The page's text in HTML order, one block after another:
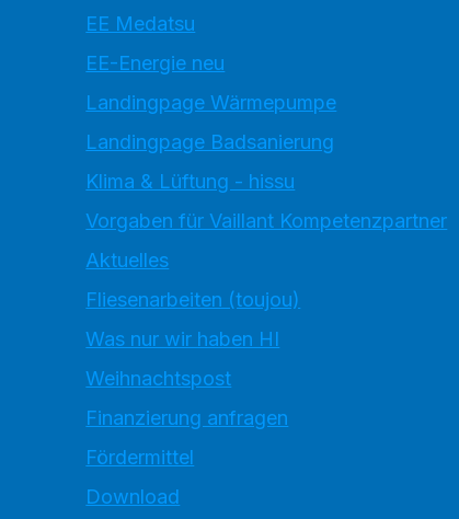
EE Medatsu
EE-Energie neu
Landingpage Wärmepumpe
Landingpage Badsanierung
Klima & Lüftung - hissu
Vorgaben für Vaillant Kompetenzpartner
Aktuelles
Fliesenarbeiten (toujou)
Was nur wir haben HI
Weihnachtspost
Finanzierung anfragen
Fördermittel
Download